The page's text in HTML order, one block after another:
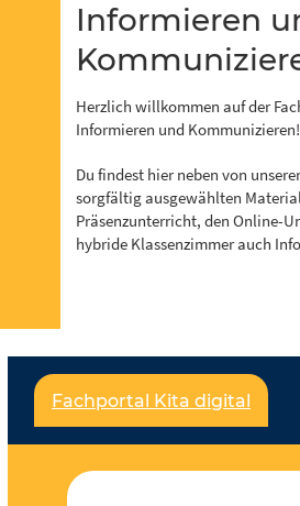
Informieren und
Herzlich willkommen auf der
Informieren und Kommunizieren!
Du findest hier neben von
sorgfältig ausgewählten
Präsenzunterricht, den Online-
hybride Klassenzimmer auch
Events, Fortbidungsangeboten
aus Informieren und
Materialien finden. Lass dich
Für jeden und jede ist etwas
noch viel mehr werden – dafür
Unterstützung,werde Teil der
kannst in Redaktionen
Fachportal Kita digital